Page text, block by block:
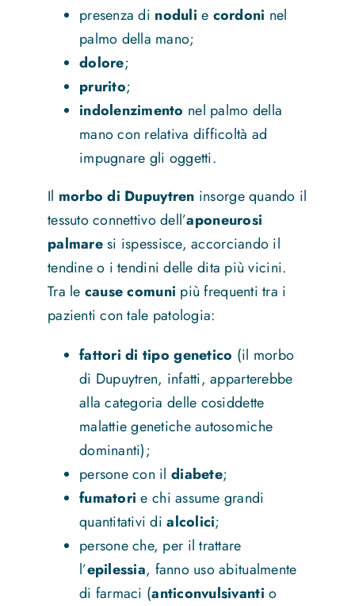
presenza di noduli e cordoni nel
palmo della mano;
dolore;
prurito;
indolenzimento nel palmo della
mano con relativa difficoltà ad
impugnare gli oggetti.
Il morbo di Dupuytren insorge quando il
tessuto connettivo dell’aponeurosi
palmaresi ispessisce, accorciando il
tendine o i tendini delle dita più vicini.
Tra le cause comuni più frequenti tra i
pazienti con tale patologia:
fattori di tipo genetico (il morbo
di Dupuytren, infatti, apparterebbe
alla categoria delle cosiddette
malattie genetiche autosomiche
dominanti);
persone con ildiabete;
fumatori e chi assume grandi
quantitativi dialcolici;
persone che, per il trattare
l’epilessia, fanno uso abitualmente
di farmaci (anticonvulsivanti o